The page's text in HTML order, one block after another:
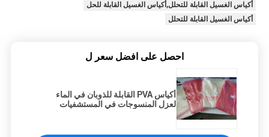
أكياس الغسيل القابلة للتحلل,أكياس الغسيل القابلة للحل
أكياس الغسيل القابلة للتحلل
احصل على افضل سعر ل
أكياس PVA القابلة للذوبان في الماء
لعزل المنسوجات في المستشفيات